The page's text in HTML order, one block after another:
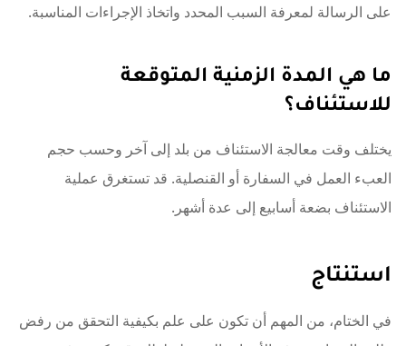
على الرسالة لمعرفة السبب المحدد واتخاذ الإجراءات المناسبة.
ما هي المدة الزمنية المتوقعة
للاستئناف؟
يختلف وقت معالجة الاستئناف من بلد إلى آخر وحسب حجم
العبء العمل في السفارة أو القنصلية. قد تستغرق عملية
الاستئناف بضعة أسابيع إلى عدة أشهر.
استنتاج
في الختام، من المهم أن تكون على علم بكيفية التحقق من رفض